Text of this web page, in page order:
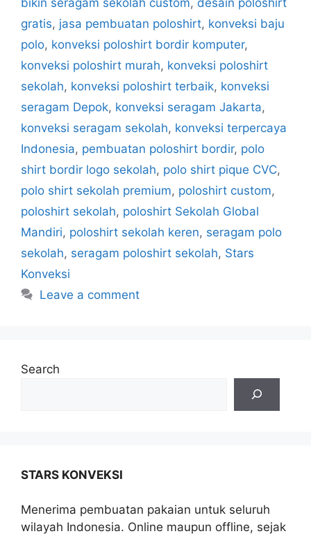
gratis, jasa pembuatan poloshirt, konveksi baju
polo, konveksi poloshirt bordir komputer,
konveksi poloshirt murah, konveksi poloshirt
sekolah, konveksi poloshirt terbaik, konveksi
seragam Depok, konveksi seragam Jakarta,
konveksi seragam sekolah, konveksi terpercaya
Indonesia, pembuatan poloshirt bordir, polo
shirt bordir logo sekolah, polo shirt pique CVC,
polo shirt sekolah premium, poloshirt custom,
poloshirt sekolah, poloshirt Sekolah Global
Mandiri, poloshirt sekolah keren, seragam polo
sekolah, seragam poloshirt sekolah, Stars
Konveksi
Leave a comment
Search
STARS KONVEKSI
Menerima pembuatan pakaian untuk seluruh
wilayah Indonesia. Online maupun offline, sejak